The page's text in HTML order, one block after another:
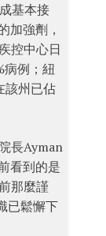
基本接
加強劑，
控中心日
病例；紐
該州已佔
長Ayman
看到的是
那麼謹
已鬆懈下